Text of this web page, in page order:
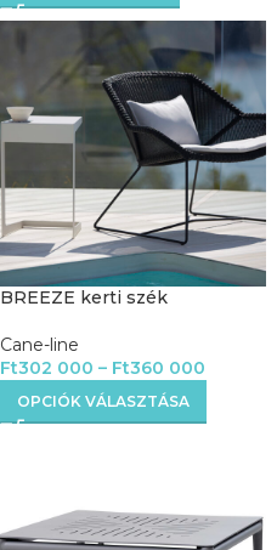
BREEZE kerti szék
Cane-line
Ft302 000 – Ft360 000
OPCIÓK VÁLASZTÁSA